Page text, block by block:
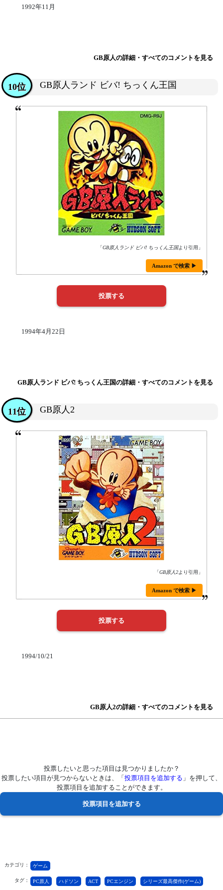
1992年11月
GB原人の詳細・すべてのコメントを見る
GB原人ランド ビバ! ちっくん王国
10位
「GB原人ランド ビバ! ちっくん王国より引用」
Amazon で検索 ▶
1994年4月22日
GB原人ランド ビバ! ちっくん王国の詳細・すべてのコメントを見る
GB原人2
11位
「GB原人2より引用」
Amazon で検索 ▶
1994/10/21
GB原人2の詳細・すべてのコメントを見る
投票したいと思った項目は見つかりましたか？
投票したい項目が見つからないときは、「 投票項目を追加する 」を押して、
投票項目を追加することができます。
カテゴリ： ゲーム
タグ： PC原人 ハドソン ACT PCエンジン シリーズ最高傑作(ゲーム)